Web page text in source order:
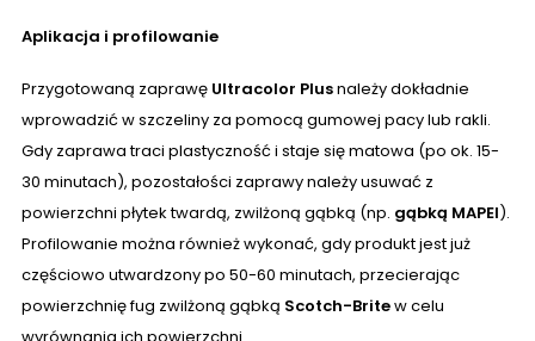
Aplikacja i profilowanie
Przygotowaną zaprawę Ultracolor Plusnależy dokładnie
wprowadzić w szczeliny za pomocą gumowej pacy lub rakli.
Gdy zaprawa traci plastyczność i staje się matowa (po ok. 15-
30 minutach), pozostałości zaprawy należy usuwać z
powierzchni płytek twardą, zwilżoną gąbką (np. gąbką MAPEI).
Profilowanie można również wykonać, gdy produkt jest już
częściowo utwardzony po 50-60 minutach, przecierając
powierzchnię fug zwilżoną gąbką Scotch-Britew celu